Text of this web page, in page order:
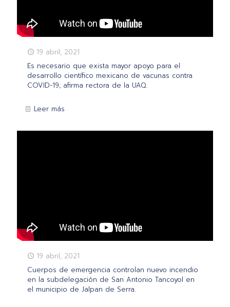
19 abril, 2021
Es necesario que exista mayor apoyo para el
desarrollo científico mexicano de vacunas contra
COVID-19; afirma rectora de la UAQ.
Leer más
19 abril, 2021
Cuerpos de emergencia controlan nuevo incendio
en la subdelegación de San Antonio Tancoyol en
el municipio de Jalpan de Serra.